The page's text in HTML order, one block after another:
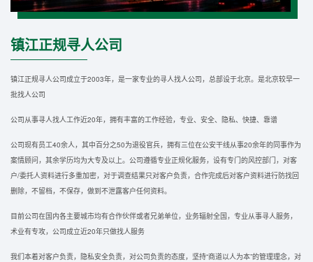
镇江正规寻人公司
镇江正规寻人公司成立于2003年，是一家专业的寻人找人公司，总部设于北京。是北京较早一
批找人公司
公司从事寻人找人工作近20年，拥有丰富的工作经验，专业、安全、隐私、快捷、靠谱
公司现有员工40余人，其中百分之50为退役官兵，拥有三位在公安干线从事20余年的同事作为
案情顾问，其余学历均为大专及以上。公司遵循专业正规化服务，设有专门的风控部门，对客
户/委托人资料进行多重加密，对于调查结果只对客户负责，合作完成后对客户资料进行防找回
删除，不留档，不保存，做到不泄露客户任何资料。
目前公司在国内各主要城市均有合作伙伴或者兄弟单位，业务辐射全国，专业从事寻人服务，
术业有专攻，公司成立近20年只做找人服务
我们本着对客户负责，隐私安全负责，对公司负责的态度，坚持“商道以人为本”的管理理念，对